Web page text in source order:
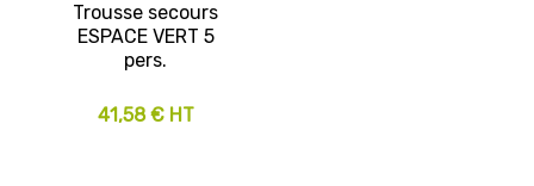
Trousse secours
ESPACE VERT 5
pers.
41,58 € HT